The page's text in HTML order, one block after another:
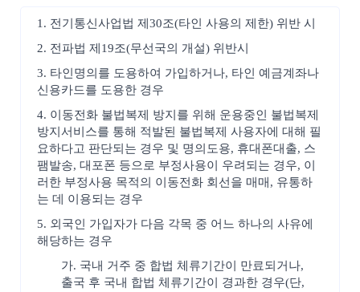
1. 전기통신사업법 제30조(타인 사용의 제한) 위반 시
2. 전파법 제19조(무선국의 개설) 위반시
3. 타인명의를 도용하여 가입하거나, 타인 예금계좌나
신용카드를 도용한 경우
4. 이동전화 불법복제 방지를 위해 운용중인 불법복제
방지서비스를 통해 적발된 불법복제 사용자에 대해 필
요하다고 판단되는 경우 및 명의도용, 휴대폰대출, 스
팸발송, 대포폰 등으로 부정사용이 우려되는 경우, 이
러한 부정사용 목적의 이동전화 회선을 매매, 유통하
는 데 이용되는 경우
5. 외국인 가입자가 다음 각목 중 어느 하나의 사유에
해당하는 경우
가. 국내 거주 중 합법 체류기간이 만료되거나,
출국 후 국내 합법 체류기간이 경과한 경우(단,